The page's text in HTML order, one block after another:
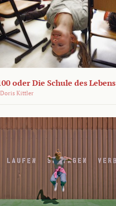
oder Die Schule des Lebens
Doris Kittler